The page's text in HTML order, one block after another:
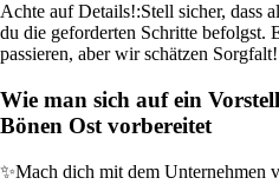
Achte auf Details!:Stell sicher, dass
du die geforderten Schritte befolgst.
passieren, aber wir schätzen Sorgfalt!
Wie man sich auf ein
Bönen Ost vorbereitet
✨Mach dich mit dem Unternehmen